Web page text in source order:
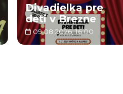
Divadielka pre
deti v Brezne
09.08.2026, 16:00